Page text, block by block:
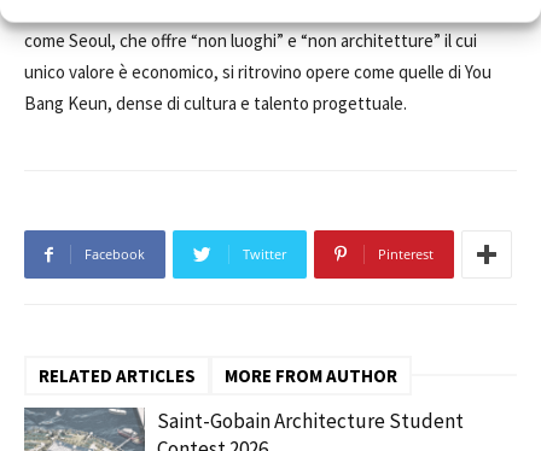
come Seoul, che offre “non luoghi” e “non architetture” il cui
unico valore è economico, si ritrovino opere come quelle di You
Bang Keun, dense di cultura e talento progettuale.
Facebook Twitter Pinterest
RELATED ARTICLES MORE FROM AUTHOR
Saint-Gobain Architecture Student